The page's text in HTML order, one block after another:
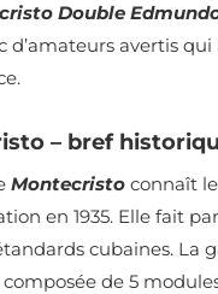
Double
d’amateurs avertis
– bref
Montecristo connaît
en 1935. Elle fait
cubaines. La
de 5